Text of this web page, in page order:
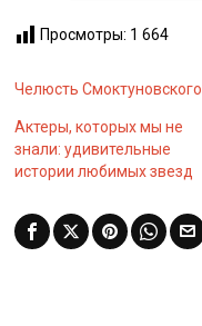
Просмотры: 1 664
Челюсть Смоктуновского
Актеры, которых мы не
знали: удивительные
истории любимых звезд